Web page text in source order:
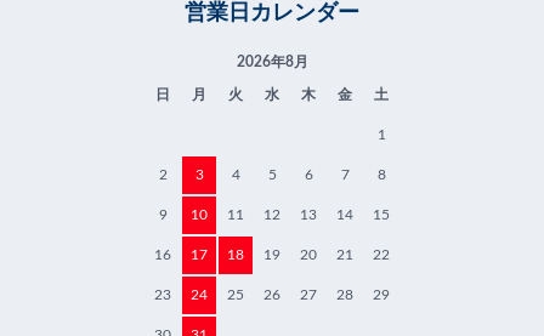
営業日カレンダー
2026年8月
日 月 火 水 木 金 土
1
2 3 4 5 6 7 8
9 10 11 12 13 14 15
16 17 18 19 20 21 22
23 24 25 26 27 28 29